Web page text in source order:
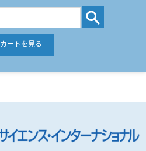
カートを見る